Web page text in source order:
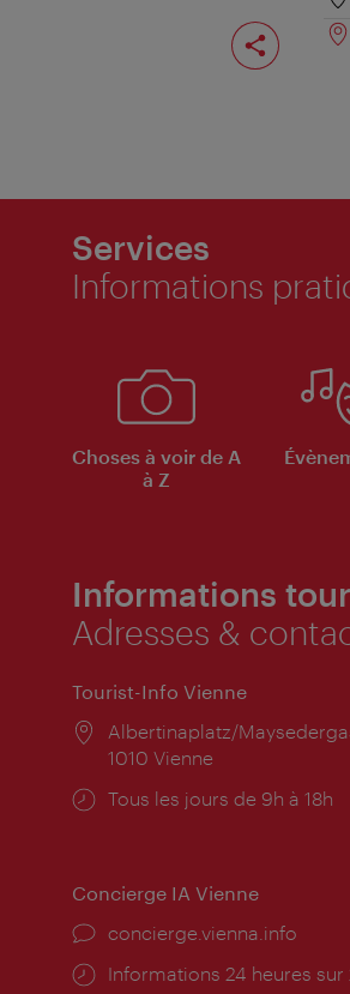
Partager
cette
page
Services
Informations
Choses à voir de A
à Z
Informations
Adresses &
Tourist-Info Vienne
Lieu:
Albertinaplatz/
1010 Vienne
Horaires
Tous les jours de 9h à 18h
Concierge IA Vienne
Ort:
concierge.vienna.info
Öffnungszeiten:
Informations 24 heures sur